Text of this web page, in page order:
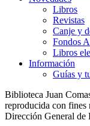
Libros
Revistas
Canje y
Fondos
Libros
Información
Guías y
Biblioteca Juan
reproducida con fines
Dirección General